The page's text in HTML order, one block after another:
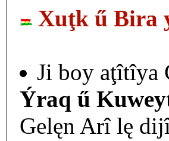
Xuţk ű Bira
Ji boy aţîtîya
Ýraq ű
Gelęn Arî lę